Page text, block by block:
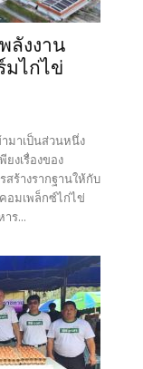
ลังงาน
มไก่ไข่
มาเป็นส่วนหนึ่ง
งเรื่องของ
ร้างรากฐานให้กับ
อมเพล็กซ์ไก่ไข่
ร...